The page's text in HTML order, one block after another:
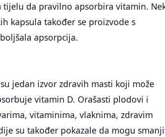
tijelu da pravilno apsorbira vitamin.
kapsula također se proizvode s
apsorpcija.
jedan izvor zdravih masti koji može
vitamin D. Orašasti plodovi i
vitaminima, vlaknima, zdravim
su također pokazale da mogu